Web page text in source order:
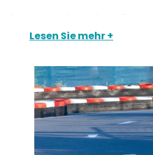
Lesen Sie mehr
verbringen, da er eine
Buggy fahren, um seine
Mittags wird Ihnen ein
Wurstwaren, regionalen
angeboten. Es handelt
außergewöhnliche
Familie in der Nähe des